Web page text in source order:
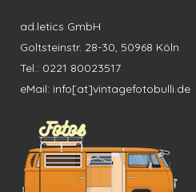
ad.letics GmbH
Goltsteinstr. 28-30, 50968 Köln
Tel.: 0221 80023517
eMail: info[at]vintagefotobulli.de